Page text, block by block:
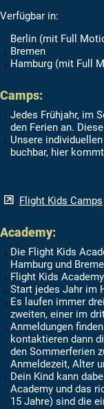
Verfügbar in:
Berlin (mit Full
Bremen
Hamburg (mit Full
Camps:
Jedes Frühjahr, im
den Ferien an.
Unsere
buchbar, hier
Flight Kids Camps
Academy:
Die Flight Kids
Hamburg und
Flight Kids
Start jedes Jahr im
Es laufen immer
zweiten, einer im
Anmeldungen
kontaktieren dann
den Sommerferien
Anmeldezeit, Alter
Dein Kind kann
Academy und das
15 Jahre) sind die